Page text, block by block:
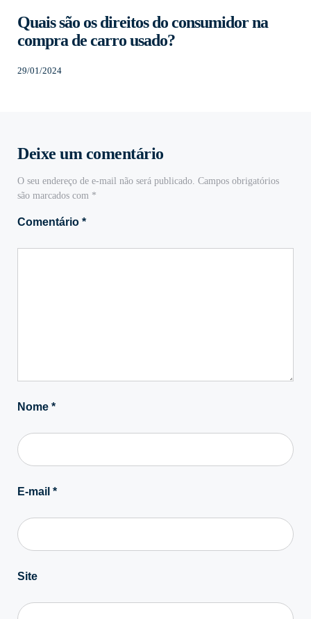
Quais são os direitos do consumidor na
compra de carro usado?
29/01/2024
Deixe um comentário
O seu endereço de e-mail não será publicado. Campos obrigatórios
são marcados com *
Comentário *
Nome *
E-mail *
Site